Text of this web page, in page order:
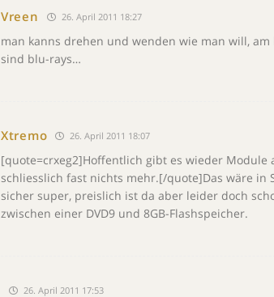
Vreen 26. April 2011 18:27
man kanns drehen und wenden wie man will,
sind blu-rays…
Xtremo 26. April 2011 18:07
[quote=crxeg2]Hoffentlich gibt es wieder Module
schliesslich fast nichts mehr.[/quote]Das wäre in
sicher super, preislich ist da aber leider doch
zwischen einer DVD9 und 8GB-Flashspeicher.
26. April 2011 17:53